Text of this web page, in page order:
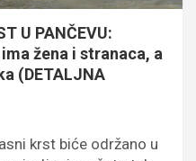
U PANČEVU:
žena i stranaca, a
(DETALJNA
krst biće održano u